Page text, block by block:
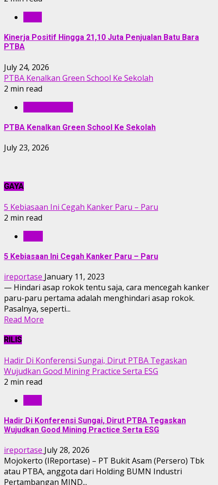
Kinerja Positif Hingga 21,10 Juta Penjualan Batu Bara
PTBA
July 24, 2026
PTBA Kenalkan Green School Ke Sekolah
2 min read
PTBA Kenalkan Green School Ke Sekolah
July 23, 2026
GAYA
5 Kebiasaan Ini Cegah Kanker Paru – Paru
2 min read
5 Kebiasaan Ini Cegah Kanker Paru – Paru
ireportase January 11, 2023
— Hindari asap rokok tentu saja, cara mencegah kanker
paru-paru pertama adalah menghindari asap rokok.
Pasalnya, seperti...
Read More
RILIS
Hadir Di Konferensi Sungai, Dirut PTBA Tegaskan
Wujudkan Good Mining Practice Serta ESG
2 min read
Hadir Di Konferensi Sungai, Dirut PTBA Tegaskan
Wujudkan Good Mining Practice Serta ESG
ireportase July 28, 2026
Mojokerto (IReportase) – PT Bukit Asam (Persero) Tbk
atau PTBA, anggota dari Holding BUMN Industri
Pertambangan MIND...